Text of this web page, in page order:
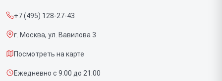
Срочный ремонт
Доставка и способы оплаты
Диагностика
Контакты
+7 (495) 128-27-43
г. Москва, ул. Вавилова 3
Посмотреть на карте
Ежедневно с 9:00 до 21:00